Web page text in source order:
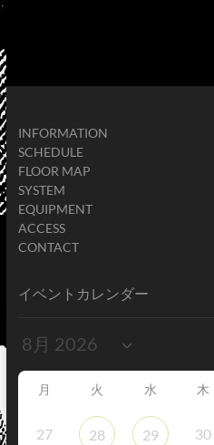
INFORMATION
SCHEDULE
FLOOR MAP
SYSTEM
EQUIPMENT
ACCESS
CONTACT
イベントカレンダー
月 火 水 木
27 28 29 30